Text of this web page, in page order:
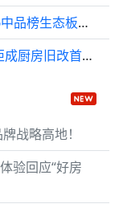
绿色筑家 实力登榜|亿有板材荣膺2026中品榜生态板十大品牌
4.2亿套存量房待翻新，欧朋不锈钢厨柜成厨房旧改首选方案
战略高地！
验回应“好房